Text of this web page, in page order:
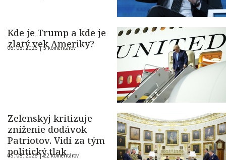
Kde je Trump a kde je
zlatý vek Ameriky?
06. 08. 2026 |5 komentárov
Zelenskyj kritizuje
zníženie dodávok
Patriotov. Vidí za tým
politický tlak
05. 08. 2026 |22 komentárov